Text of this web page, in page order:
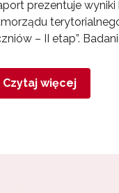
prezentuje
– II etap”.
Czytaj więcej